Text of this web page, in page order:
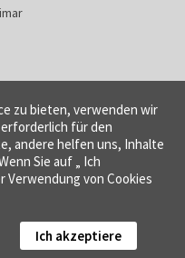
zu bieten, verwenden wir
erforderlich für den
andere helfen uns, Inhalte
Sie auf „ Ich
Verwendung von Cookies
Ich akzeptiere